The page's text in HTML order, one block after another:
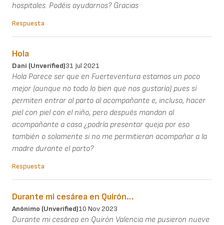
hospitales. Podéis ayudarnos? Gracias
Respuesta
Hola
Dani (unverified)31 Jul 2021
Hola Parece ser que en Fuerteventura estamos un poco
mejor (aunque no todo lo bien que nos gustaría) pues sí
permiten entrar al parto al acompañante e, incluso, hacer
piel con piel con el niño, pero después mandan al
acompañante a casa ¿podría presentar queja por eso
también o solamente si no me permitieran acompañar a la
madre durante el parto?
Respuesta
Durante mi cesárea en Quirón…
Anónimo (unverified)10 Nov 2023
Durante mi cesárea en Quirón Valencia me pusieron nueve